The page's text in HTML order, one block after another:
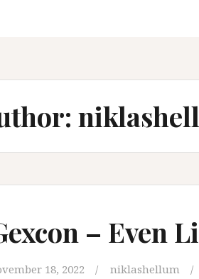
– Even
18, 2022 niklashellum